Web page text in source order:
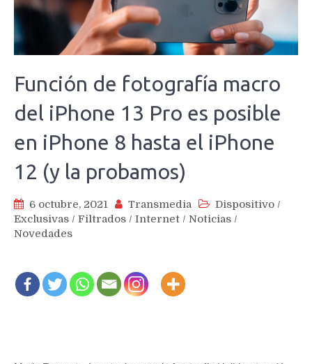
Función de fotografía macro
del iPhone 13 Pro es posible
en iPhone 8 hasta el iPhone
12 (y la probamos)
6 octubre, 2021 Transmedia Dispositivo /
Exclusivas / Filtrados / Internet / Noticias /
Novedades